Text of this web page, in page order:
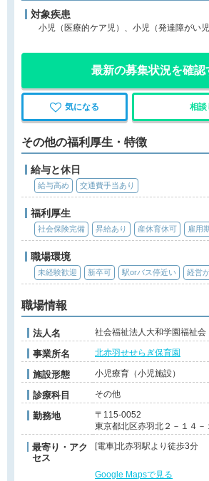
対象疾患
小児（医療的ケア児）、小児（発達障がい児
最新の募集状況を確認
気になる 相談
その他の福利厚生・特徴
給与と休日
給与高め 交通費手当あり
福利厚生
社会保険完備 昇給あり 産休育休可 雇用
職場環境
未経験歓迎 新卒可 駅orバス停近い 経営
職場情報
法人名 社会福祉法人大和学園福祉会
事業所名 北赤羽せせらぎ保育園
施設形態 小児療育（小児施設）
診療科目 その他
勤務地
〒115-0052
東京都北区赤羽北２－１４－
最寄り・アク
セス
[電車]北赤羽駅より徒歩3分
Google Mapsで見る